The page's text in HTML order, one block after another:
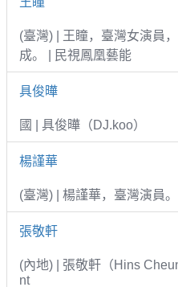
(臺灣) | 王瞳，臺灣女演員
成。 | 民視鳳凰藝能
具俊曄
國 | 具俊曄（DJ.koo）
楊謹華
(臺灣) | 楊謹華，臺灣演員
張敬軒
(內地) | 張敬軒（Hins
nt